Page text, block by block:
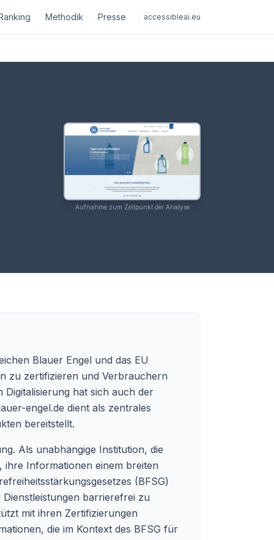
Methodik Presse accessibleai.eu
Aufnahme zum Zeitpunkt der Analyse
Blauer Engel und das EU
zu zertifizieren und Verbrauchern
hat sich auch der
engel.de dient als zentrales
bereitstellt.
Als unabhängige Institution, die
ihre Informationen einem breiten
(BFSG)
barrierefrei zu
mit ihren Zertifizierungen
die im Kontext des BFSG für